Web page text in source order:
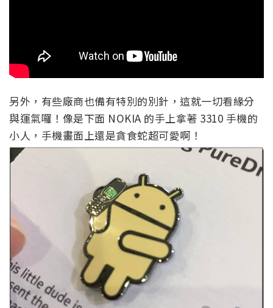
另外，有些廠商也備有特別的別針，這就一切看緣分
與運氣囉！像是下面 NOKIA 的手上拿著 3310 手機的
小人，手機畫面上還是貪食蛇超可愛啊！